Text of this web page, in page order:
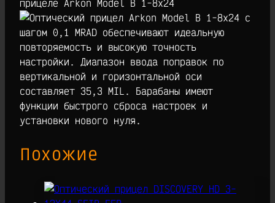
с
шагом 0,1 MRAD обеспечивают идеальную
повторяемость и высокую точность
настройки. Диапазон ввода поправок по
вертикальной и горизонтальной оси
составляет 35,3 MIL. Барабаны имеют
функции быстрого сброса настроек и
установки нового нуля.
Похожие